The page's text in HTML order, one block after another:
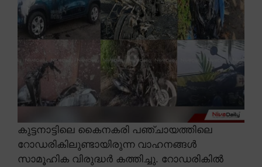
കുട്ടനാട്ടിലെ കൈനകരി പഞ്ചായത്തിലെ
റോഡരികിലുണ്ടായിരുന്ന വാഹനങ്ങൾ
സാമൂഹിക വിരുദ്ധർ കത്തിച്ചു. റോഡരികിൽ